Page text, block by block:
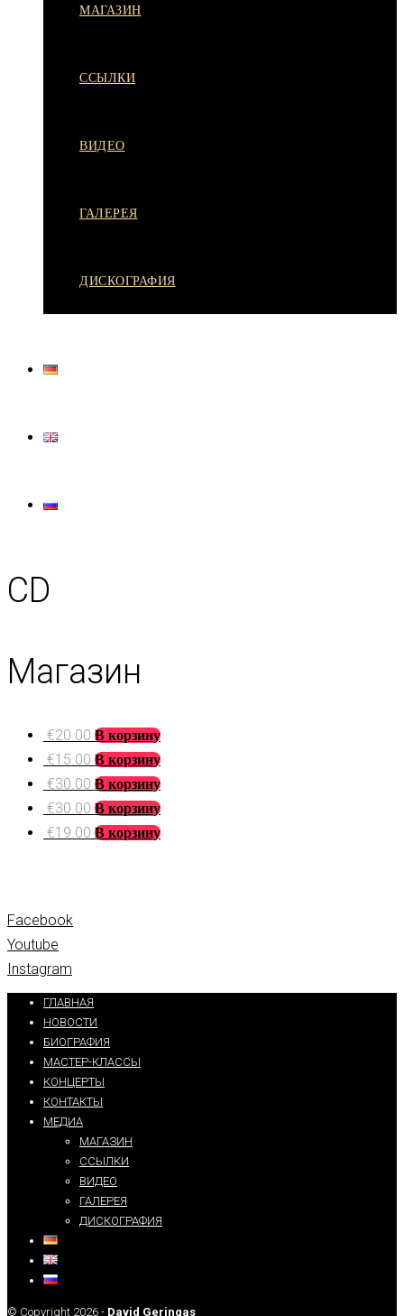
МАГАЗИН
ССЫЛКИ
ВИДЕО
ГАЛЕРЕЯ
ДИСКОГРАФИЯ
CD
Магазин
€20.00 В корзину
€15.00 В корзину
€30.00 В корзину
€30.00 В корзину
€19.00 В корзину
Facebook
Youtube
Instagram
ГЛАВНАЯ
НОВОСТИ
БИОГРАФИЯ
МАСТЕР-КЛАССЫ
КОНЦЕРТЫ
КОНТАКТЫ
МЕДИА
МАГАЗИН
ССЫЛКИ
ВИДЕО
ГАЛЕРЕЯ
ДИСКОГРАФИЯ
© Copyright 2026 - David Geringas